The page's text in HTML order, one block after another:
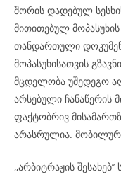
შორის დადებულ
მითითებულ
თანდართული
მოპასუხისათვის
მცდელობა უშედეგო
არსებული ჩანაწერის
ფაქტობრივ
არასრულია.
,,არბიტრაჟის